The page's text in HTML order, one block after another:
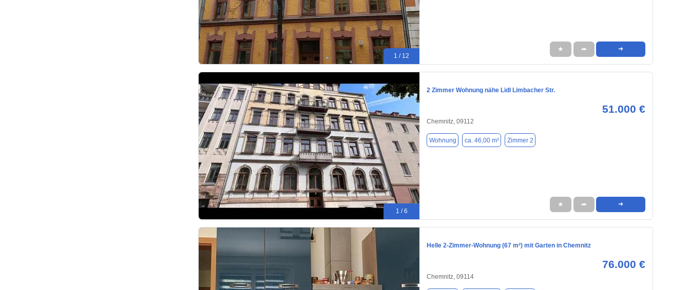
1 / 12
★ ➦ ➜
1 / 6
2 Zimmer Wohnung nähe Lidl Limbacher Str.
51.000 €
Chemnitz, 09112
Wohnung ca. 46,00 m² Zimmer 2
★ ➦ ➜
Helle 2-Zimmer-Wohnung (67 m²) mit Garten in Chemnitz
76.000 €
Chemnitz, 09114